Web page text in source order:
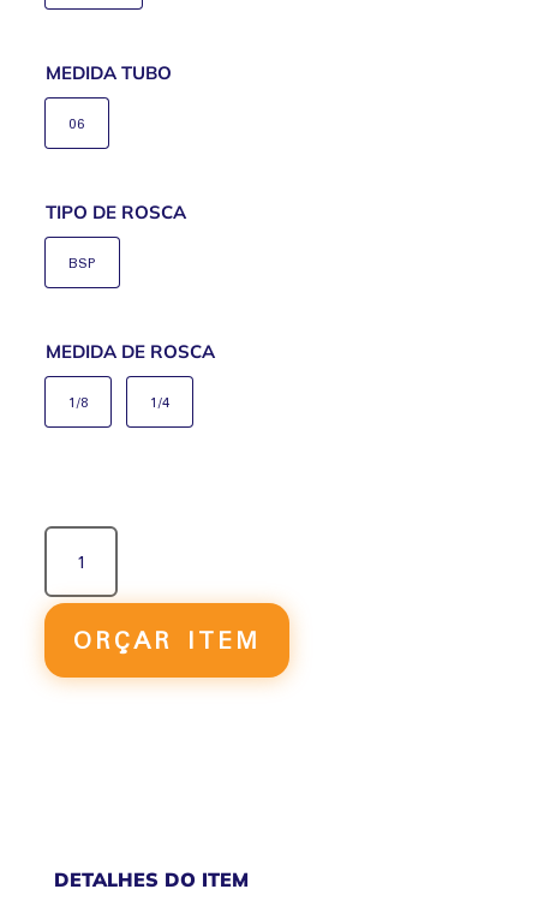
MEDIDA TUBO
06
TIPO DE ROSCA
BSP
MEDIDA DE ROSCA
1/8 1/4
DIST.
SAÍDAS
TUBO
ROSCA
QUANTIDADE
ORÇAR ITEM
DETALHES DO ITEM